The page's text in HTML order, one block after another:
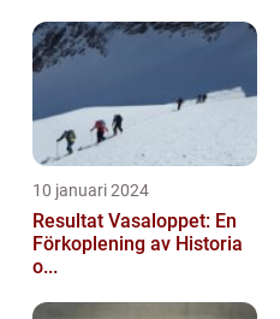
10 januari 2024
Resultat Vasaloppet: En
Förkoplening av Historia
o...